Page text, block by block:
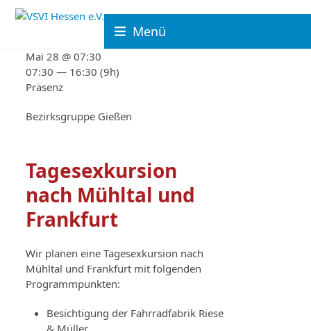
Skip
Menü
Tagesexkursion
nach Mühltal und
Frankfurt
Wir planen eine Tagesexkursion nach
Mühltal und Frankfurt mit folgenden
Programmpunkten:
Besichtigung der Fahrradfabrik Riese
& Müller
Mai 28 @ 07:30
07:30 — 16:30 (9h)
Präsenz
Bezirksgruppe Gießen